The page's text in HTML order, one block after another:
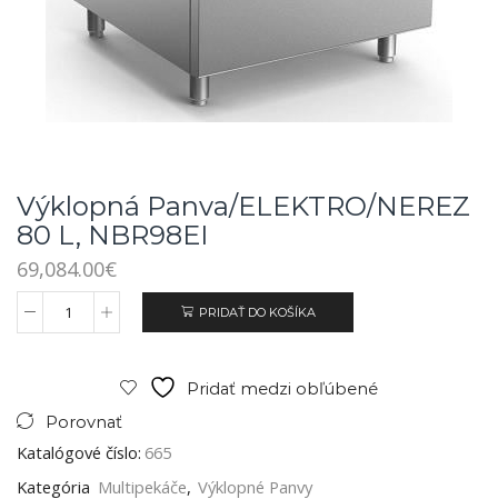
Výklopná Panva/ELEKTRO/NEREZ
80 L, NBR98EI
69,084.00€
PRIDAŤ DO KOŠÍKA
Pridať medzi obľúbené
Porovnať
Katalógové číslo: 665
Kategória Multipekáče, Výklopné Panvy